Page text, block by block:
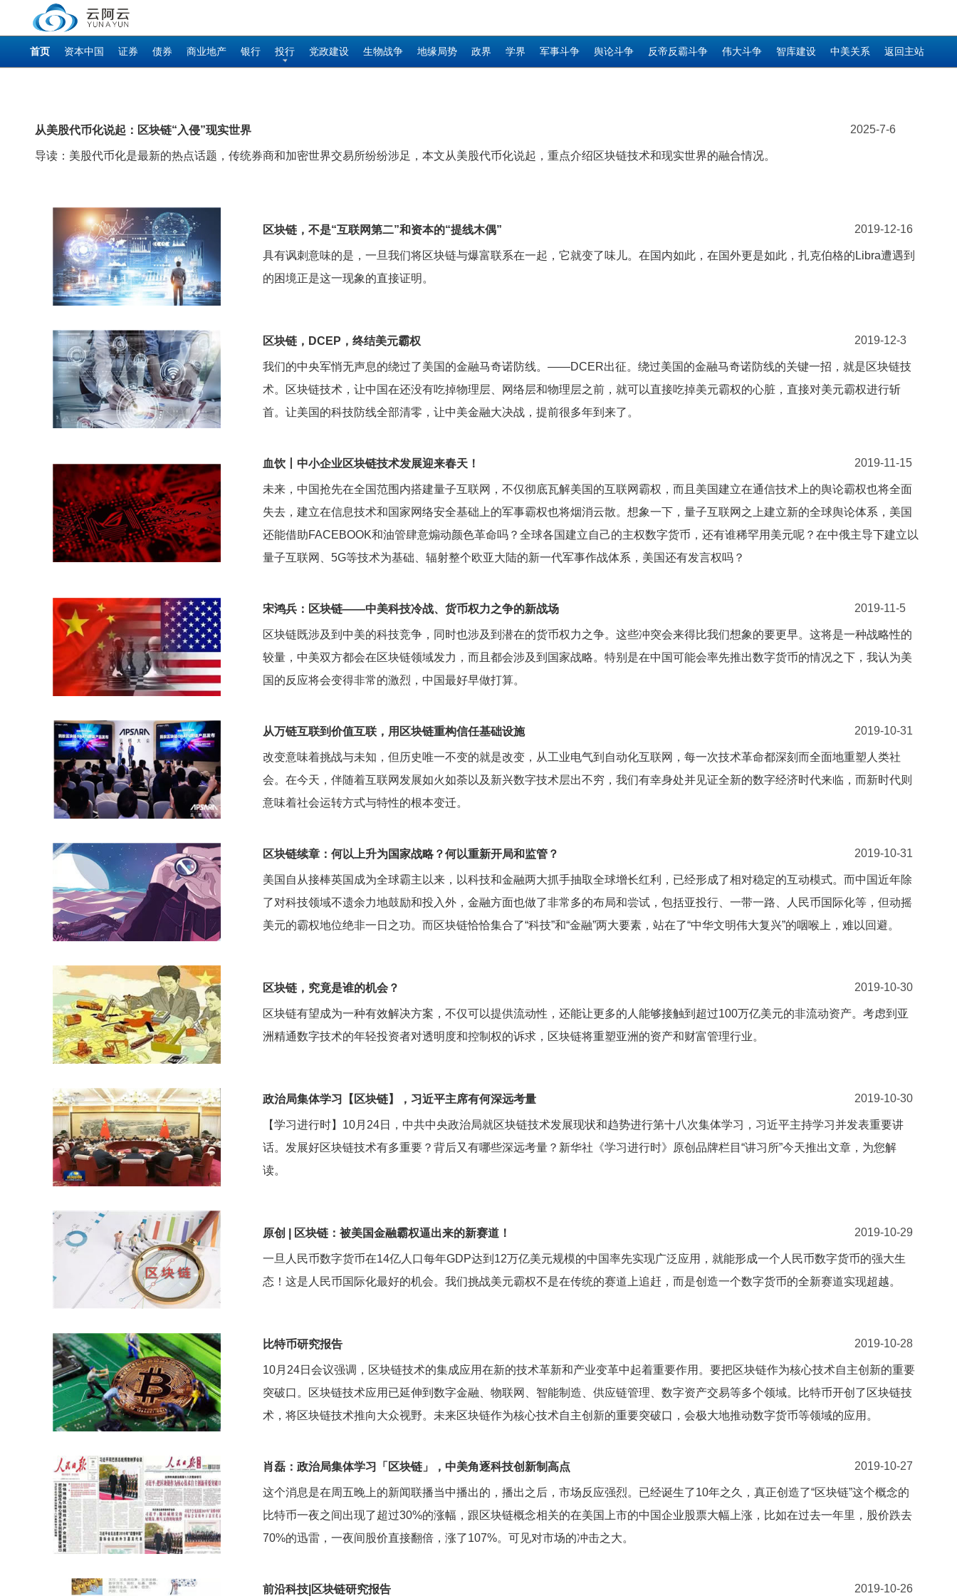
首页 资本中国 证券 债券 商业地产 银行 投行 党政建设 生物战争 地缘局势 政界 学界 军事斗争 舆论斗争 反帝反霸斗争 伟大斗争 智库建设 中美关系 返回主站
从美股代币化说起：区块链“入侵”现实世界 2025-7-6
导读：美股代币化是最新的热点话题，传统券商和加密世界交易所纷纷涉足，本文从美股代币化说起，重点介绍区块链技术和现实世界的融合情况。
区块链，不是“互联网第二”和资本的“提线木偶” 2019-12-16
具有讽刺意味的是，一旦我们将区块链与爆富联系在一起，它就变了味儿。在国内如此，在国外更是如此，扎克伯格的Libra遭遇到
的困境正是这一现象的直接证明。
区块链，DCEP，终结美元霸权 2019-12-3
我们的中央军悄无声息的绕过了美国的金融马奇诺防线。——DCER出征。绕过美国的金融马奇诺防线的关键一招，就是区块链技
术。区块链技术，让中国在还没有吃掉物理层、网络层和物理层之前，就可以直接吃掉美元霸权的心脏，直接对美元霸权进行斩
首。让美国的科技防线全部清零，让中美金融大决战，提前很多年到来了。
血饮丨中小企业区块链技术发展迎来春天！ 2019-11-15
未来，中国抢先在全国范围内搭建量子互联网，不仅彻底瓦解美国的互联网霸权，而且美国建立在通信技术上的舆论霸权也将全面
失去，建立在信息技术和国家网络安全基础上的军事霸权也将烟消云散。想象一下，量子互联网之上建立新的全球舆论体系，美国
还能借助FACEBOOK和油管肆意煽动颜色革命吗？全球各国建立自己的主权数字货币，还有谁稀罕用美元呢？在中俄主导下建立以
量子互联网、5G等技术为基础、辐射整个欧亚大陆的新一代军事作战体系，美国还有发言权吗？
宋鸿兵：区块链——中美科技冷战、货币权力之争的新战场 2019-11-5
区块链既涉及到中美的科技竞争，同时也涉及到潜在的货币权力之争。这些冲突会来得比我们想象的要更早。这将是一种战略性的
较量，中美双方都会在区块链领域发力，而且都会涉及到国家战略。特别是在中国可能会率先推出数字货币的情况之下，我认为美
国的反应将会变得非常的激烈，中国最好早做打算。
从万链互联到价值互联，用区块链重构信任基础设施 2019-10-31
改变意味着挑战与未知，但历史唯一不变的就是改变，从工业电气到自动化互联网，每一次技术革命都深刻而全面地重塑人类社
会。在今天，伴随着互联网发展如火如荼以及新兴数字技术层出不穷，我们有幸身处并见证全新的数字经济时代来临，而新时代则
意味着社会运转方式与特性的根本变迁。
区块链续章：何以上升为国家战略？何以重新开局和监管？ 2019-10-31
美国自从接棒英国成为全球霸主以来，以科技和金融两大抓手抽取全球增长红利，已经形成了相对稳定的互动模式。而中国近年除
了对科技领域不遗余力地鼓励和投入外，金融方面也做了非常多的布局和尝试，包括亚投行、一带一路、人民币国际化等，但动摇
美元的霸权地位绝非一日之功。而区块链恰恰集合了“科技”和“金融”两大要素，站在了“中华文明伟大复兴”的咽喉上，难以回避。
区块链，究竟是谁的机会？ 2019-10-30
区块链有望成为一种有效解决方案，不仅可以提供流动性，还能让更多的人能够接触到超过100万亿美元的非流动资产。考虑到亚
洲精通数字技术的年轻投资者对透明度和控制权的诉求，区块链将重塑亚洲的资产和财富管理行业。
政治局集体学习【区块链】，习近平主席有何深远考量 2019-10-30
【学习进行时】10月24日，中共中央政治局就区块链技术发展现状和趋势进行第十八次集体学习，习近平主持学习并发表重要讲
话。发展好区块链技术有多重要？背后又有哪些深远考量？新华社《学习进行时》原创品牌栏目“讲习所”今天推出文章，为您解
读。
原创 | 区块链：被美国金融霸权逼出来的新赛道！ 2019-10-29
一旦人民币数字货币在14亿人口每年GDP达到12万亿美元规模的中国率先实现广泛应用，就能形成一个人民币数字货币的强大生
态！这是人民币国际化最好的机会。我们挑战美元霸权不是在传统的赛道上追赶，而是创造一个数字货币的全新赛道实现超越。
比特币研究报告 2019-10-28
10月24日会议强调，区块链技术的集成应用在新的技术革新和产业变革中起着重要作用。要把区块链作为核心技术自主创新的重要
突破口。区块链技术应用已延伸到数字金融、物联网、智能制造、供应链管理、数字资产交易等多个领域。比特币开创了区块链技
术，将区块链技术推向大众视野。未来区块链作为核心技术自主创新的重要突破口，会极大地推动数字货币等领域的应用。
肖磊：政治局集体学习「区块链」，中美角逐科技创新制高点 2019-10-27
这个消息是在周五晚上的新闻联播当中播出的，播出之后，市场反应强烈。已经诞生了10年之久，真正创造了“区块链”这个概念的
比特币一夜之间出现了超过30%的涨幅，跟区块链概念相关的在美国上市的中国企业股票大幅上涨，比如在过去一年里，股价跌去
70%的迅雷，一夜间股价直接翻倍，涨了107%。可见对市场的冲击之大。
前沿科技|区块链研究报告 2019-10-26